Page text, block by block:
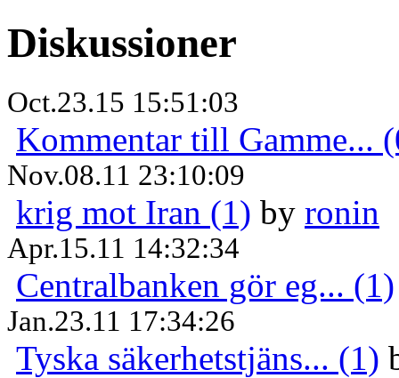
Diskussioner
Oct.23.15 15:51:03
Kommentar till Gamme...
Nov.08.11 23:10:09
krig mot Iran (1) by ronin
Apr.15.11 14:32:34
Centralbanken gör eg... (1)
Jan.23.11 17:34:26
Tyska säkerhetstjäns... (1)